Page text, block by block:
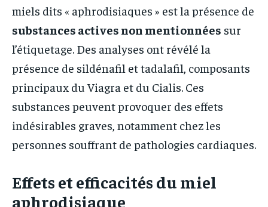
miels dits « aphrodisiaques » est la présence de
substances actives non mentionnées sur
l’étiquetage. Des analyses ont révélé la
présence de sildénafil et tadalafil, composants
principaux du Viagra et du Cialis. Ces
substances peuvent provoquer des effets
indésirables graves, notamment chez les
personnes souffrant de pathologies cardiaques.
Effets et efficacités du miel
aphrodisiaque